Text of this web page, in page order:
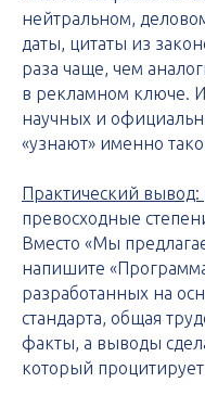
нейтральном,
даты, цитаты из
раза чаще, чем
в рекламном ключе.
научных и
«узнают» именно
Практический вывод:
превосходные
Вместо «Мы
напишите
разработанных на
стандарта, общая
факты, а выводы
который